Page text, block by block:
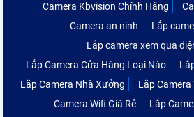
Camera Kbvision Chính Hãng
Camera an ninh
Lắp
Lắp camera xem qua
Lắp Camera Cửa Hàng Loại Nào
Lắp Camera Nhà Xưởng
Lắp Camera
Camera Wifi Giá Rẻ
Lắp